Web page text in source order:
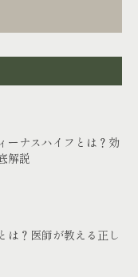
ーナスハイフとは？効
解説
は？医師が教える正し